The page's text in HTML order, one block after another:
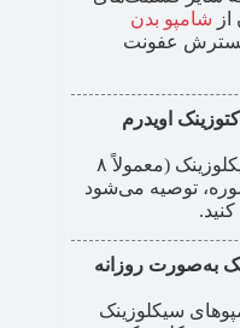
شامپو بدن
گسترش عفونت
اویدرم
پس از اتمام دوره درمان با شامپو سیکلوزینک (معمولاً ۸
توصیه می‌شود
به‌صورت روزانه
سیکلوزینک